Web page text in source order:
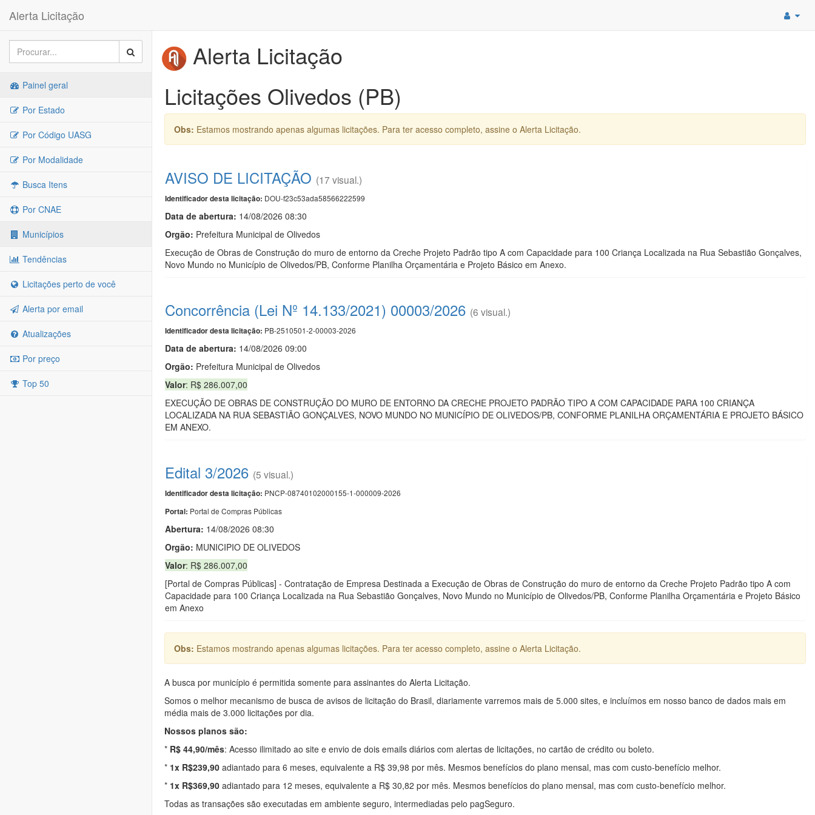
Alerta Licitação
Painel geral
Por Estado
Por Código UASG
Por Modalidade
Busca Itens
Por CNAE
Municípios
Tendências
Licitações perto de você
Alerta por email
Atualizações
Por preço
Top 50
Alerta Licitação
Licitações Olivedos (PB)
Obs: Estamos mostrando apenas algumas licitações. Para ter acesso completo, assine o Alerta Licitação.
AVISO DE LICITAÇÃO (17 visual.)
Identificador desta licitação: DOU-f23c53ada58566222599
Data de abertura: 14/08/2026 08:30
Orgão: Prefeitura Municipal de Olivedos
Execução de Obras de Construção do muro de entorno da Creche Projeto Padrão tipo A com Capacidade para 100 Criança Localizada na Rua Sebastião Gonçalves,
Novo Mundo no Município de Olivedos/PB, Conforme Planilha Orçamentária e Projeto Básico em Anexo.
Concorrência (Lei Nº 14.133/2021) 00003/2026 (6 visual.)
Identificador desta licitação: PB-2510501-2-00003-2026
Data de abertura: 14/08/2026 09:00
Orgão: Prefeitura Municipal de Olivedos
Valor: R$ 286.007,00
EXECUÇÃO DE OBRAS DE CONSTRUÇÃO DO MURO DE ENTORNO DA CRECHE PROJETO PADRÃO TIPO A COM CAPACIDADE PARA 100 CRIANÇA
LOCALIZADA NA RUA SEBASTIÃO GONÇALVES, NOVO MUNDO NO MUNICÍPIO DE OLIVEDOS/PB, CONFORME PLANILHA ORÇAMENTÁRIA E PROJETO BÁSICO
EM ANEXO.
Edital 3/2026 (5 visual.)
Identificador desta licitação: PNCP-08740102000155-1-000009-2026
Portal: Portal de Compras Públicas
Abertura: 14/08/2026 08:30
Orgão: MUNICIPIO DE OLIVEDOS
Valor: R$ 286.007,00
[Portal de Compras Públicas] - Contratação de Empresa Destinada a Execução de Obras de Construção do muro de entorno da Creche Projeto Padrão tipo A com
Capacidade para 100 Criança Localizada na Rua Sebastião Gonçalves, Novo Mundo no Município de Olivedos/PB, Conforme Planilha Orçamentária e Projeto Básico
em Anexo
Obs: Estamos mostrando apenas algumas licitações. Para ter acesso completo, assine o Alerta Licitação.
A busca por município é permitida somente para assinantes do Alerta Licitação.
Somos o melhor mecanismo de busca de avisos de licitação do Brasil, diariamente varremos mais de 5.000 sites, e incluímos em nosso banco de dados mais em
média mais de 3.000 licitações por dia.
Nossos planos são:
* R$ 44,90/mês: Acesso ilimitado ao site e envio de dois emails diários com alertas de licitações, no cartão de crédito ou boleto.
* 1x R$239,90 adiantado para 6 meses, equivalente a R$ 39,98 por mês. Mesmos benefícios do plano mensal, mas com custo-benefício melhor.
* 1x R$369,90 adiantado para 12 meses, equivalente a R$ 30,82 por mês. Mesmos benefícios do plano mensal, mas com custo-benefício melhor.
Todas as transações são executadas em ambiente seguro, intermediadas pelo pagSeguro.